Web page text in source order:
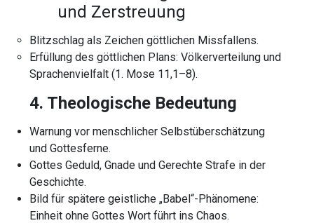
und Zerstreuung
Blitzschlag als Zeichen göttlichen Missfallens.
Erfüllung des göttlichen Plans: Völkerverteilung und
Sprachenvielfalt (1. Mose 11,1–8).
4. Theologische Bedeutung
Warnung vor menschlicher Selbstüberschätzung
und Gottesferne.
Gottes Geduld, Gnade und Gerechte Strafe in der
Geschichte.
Bild für spätere geistliche „Babel“-Phänomene:
Einheit ohne Gottes Wort führt ins Chaos.